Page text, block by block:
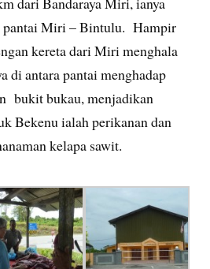
pantai Miri – Bintulu. Hampir
kereta dari Miri menghala
di antara pantai menghadap
bukit bukau, menjadikan
Bekenu ialah perikanan dan
kelapa sawit.